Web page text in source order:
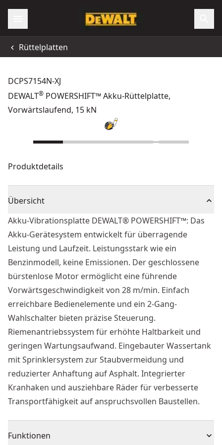
Rüttelplatten
DCPS7154N-XJ
DEWALT® POWERSHIFT™ Akku-Rüttelplatte,
Vorwärtslaufend, 15 kN
Produktdetails
Übersicht
Akku-Vibrationsplatte DEWALT® POWERSHIFT™: Das
Akku-Gerätesystem entwickelt für überragende
Leistung und Laufzeit. Leistungsstark wie ein
Benzinmodell, keine Emissionen. Der geschlossene
bürstenlose Motor ermöglicht eine führende
Vorwärtsgeschwindigkeit von 28 m/min. Einfach
erreichbare Bedienelemente und ein 2-Gang-
Wahlschalter bieten präzise Steuerung.
Riemenantriebssystem für erhöhte Haltbarkeit und
geringen Wartungsaufwand. Eingebauter Wassertank
mit Sprinklersystem zur Staubvermeidung und
reduzierter Anhaftung auf Asphalt. Integrierter
Kranhaken und ausziehbare Räder für verbesserte
Transportfähigkeit auf anspruchsvollen Baustellen.
Funktionen